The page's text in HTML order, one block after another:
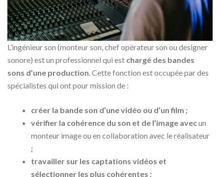
L’ingénieur son (monteur son, chef opérateur son ou designer
sonore) est un professionnel qui est chargé des bandes
sons d’une production . Cette fonction est occupée par des
spécialistes qui ont pour mission de :
créer la bande son d’une vidéo ou d’un film ;
vérifier la cohérence du son et de l’image avecun
monteur image ou en collaboration avec le réalisateur
;
travailler sur les captations vidéos et
sélectionner les plus cohérentes ;